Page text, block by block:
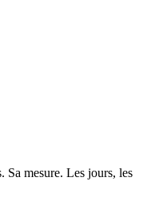
Sa mesure. Les jours, les